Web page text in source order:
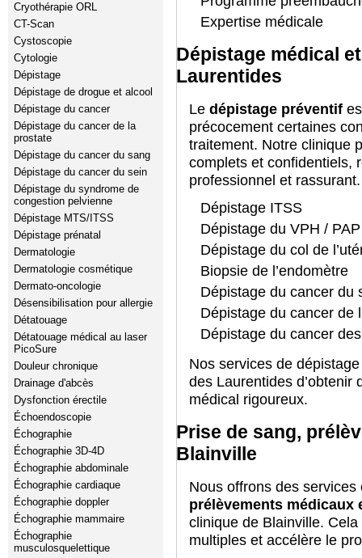
Cryothérapie ORL
CT-Scan
Cystoscopie
Cytologie
Dépistage
Dépistage de drogue et alcool
Dépistage du cancer
Dépistage du cancer de la
prostate
Dépistage du cancer du sang
Dépistage du cancer du sein
Dépistage du syndrome de
congestion pelvienne
Dépistage MTS/ITSS
Dépistage prénatal
Dermatologie
Dermatologie cosmétique
Dermato-oncologie
Désensibilisation pour allergie
Détatouage
Détatouage médical au laser
PicoSure
Douleur chronique
Drainage d'abcès
Dysfonction érectile
Échoendoscopie
Échographie
Échographie 3D-4D
Échographie abdominale
Échographie cardiaque
Échographie doppler
Échographie mammaire
Échographie
musculosquelettique
Expertise médicale
Dépistage médical
Laurentides
Le dépistage préventif
précocement certaines
traitement. Notre clinique
complets et confidentiels,
professionnel et rassurant.
Dépistage ITSS
Dépistage du VPH /
Dépistage du col de
Biopsie de l’endomètre
Dépistage du cancer du
Dépistage du cancer de
Dépistage du cancer
Nos services de
des Laurentides d’obtenir
médical rigoureux.
Prise de sang,
Blainville
Nous offrons des
prélèvements médicaux
clinique de Blainville.
multiples et accélère le